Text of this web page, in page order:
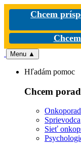
Chcem
Menu ▲
Hľadám pomoc
Chcem
Sprievodca
Sieť